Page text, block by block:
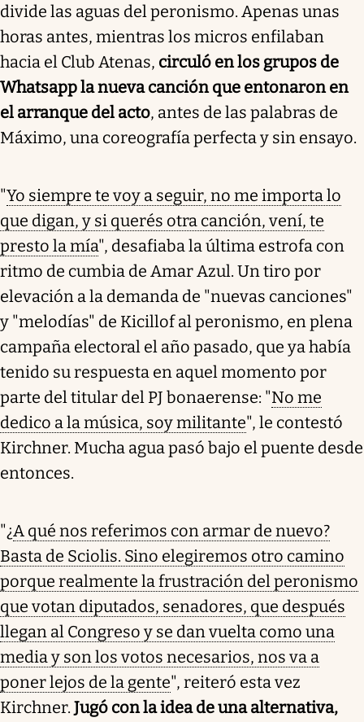
divide las aguas del peronismo. Apenas unas
horas antes, mientras los micros enfilaban
hacia el Club Atenas, circuló en los grupos de
Whatsapp la nueva canción que entonaron en
el arranque del acto, antes de las palabras de
Máximo, una coreografía perfecta y sin ensayo.
"Yo siempre te voy a seguir, no me importa lo
que digan, y si querés otra canción, vení, te
presto la mía", desafiaba la última estrofa con
ritmo de cumbia de Amar Azul. Un tiro por
elevación a la demanda de "nuevas canciones"
y "melodías" de Kicillof al peronismo, en plena
campaña electoral el año pasado, que ya había
tenido su respuesta en aquel momento por
parte del titular del PJ bonaerense: "No me
dedico a la música, soy militante", le contestó
Kirchner. Mucha agua pasó bajo el puente desde
entonces.
"¿A qué nos referimos con armar de nuevo?
Basta de Sciolis. Sino elegiremos otro camino
porque realmente la frustración del peronismo
que votan diputados, senadores, que después
llegan al Congreso y se dan vuelta como una
media y son los votos necesarios, nos va a
poner lejos de la gente", reiteró esta vez
Kirchner. Jugó con la idea de una alternativa,